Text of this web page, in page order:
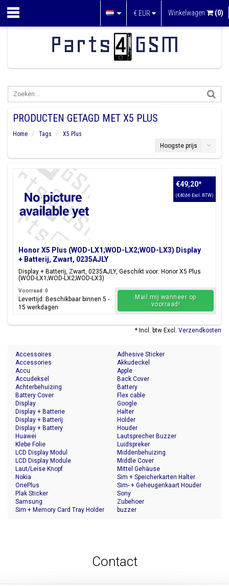
€ EUR Winkelwagen (0)
PRODUCTEN GETAGD MET X5 PLUS
Home Tags
X5 Plus
Hoogste prijs
Honor X5 Plus (WOD-LX1;WOD-LX2;WOD-LX3) Display
+ Batterij, Zwart, 0235AJLY
Display + Batterij, Zwart, 0235AJLY, Geschikt voor: Honor X5 Plus
(WOD-LX1;WOD-LX2;WOD-LX3)
€49,20*
(€40,66 Excl. BTW)
Voorraad: 0
Levertijd: Beschikbaar binnen 5 -
15 werkdagen
Mail mij wanneer op
voorraad!
* Incl. btw Excl. Verzendkosten
Accessoires
Accessories
Accu
Accudeksel
Achterbehuizing
Adhesive Sticker
Akkudeckel
Apple
Back Cover
Battery
Battery Cover
Display
Display + Batterie
Display + Batterij
Display + Battery
Flex cable
Google
Halter
Holder
Houder
Huawei
Klebe Folie
LCD Display Modul
LCD Display Module
Laut/Leise Knopf
Lautsprecher Buzzer
Luidspreker
Middenbehuizing
Middle Cover
Mittel Gehäuse
Nokia
OnePlus
Plak Sticker
Samsung
Sim + Memory Card Tray Holder
Sim + Speicherkarten Halter
Sim- + Geheugenkaart Houder
Sony
Zubehoer
buzzer
Contact